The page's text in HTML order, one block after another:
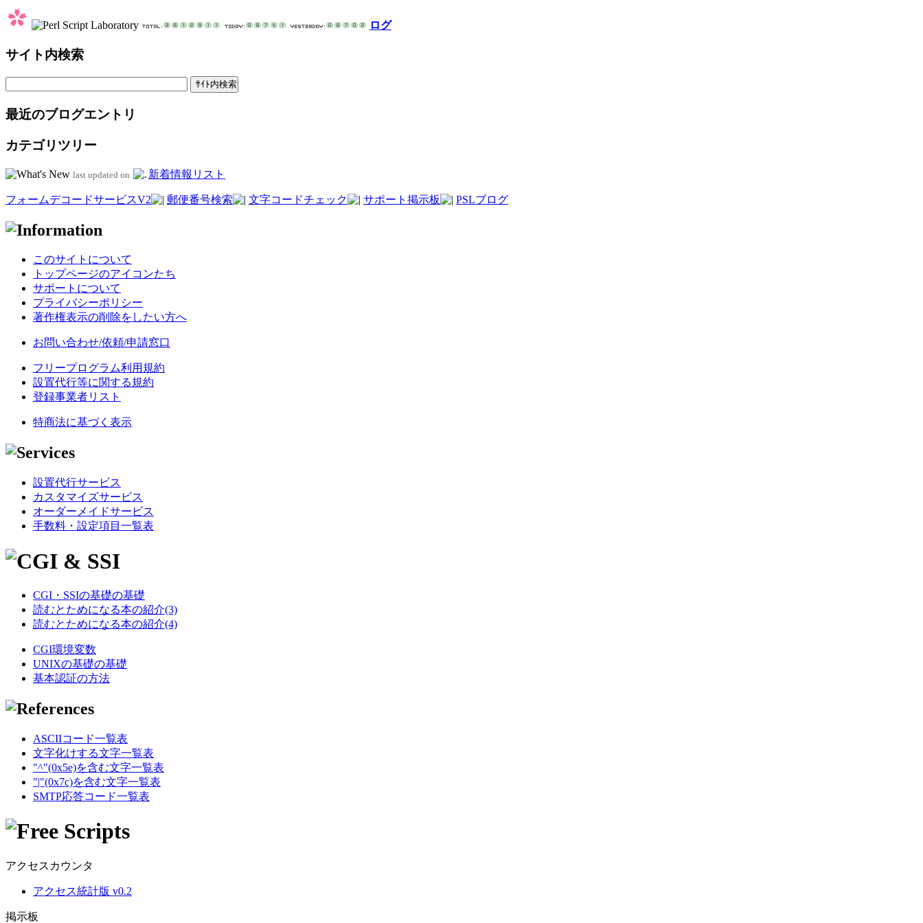
ログ
サイト内検索
最近のブログエントリ
カテゴリツリー
last updated on 新着情報リスト
フォームデコードサービスV2 郵便番号検索 文字コードチェック サポート掲示板 PSLブログ
このサイトについて
トップページのアイコンたち
サポートについて
プライバシーポリシー
著作権表示の削除をしたい方へ
お問い合わせ/依頼/申請窓口
フリープログラム利用規約
設置代行等に関する規約
登録事業者リスト
特商法に基づく表示
設置代行サービス
カスタマイズサービス
オーダーメイドサービス
手数料・設定項目一覧表
CGI・SSIの基礎の基礎
読むとためになる本の紹介(3)
読むとためになる本の紹介(4)
CGI環境変数
UNIXの基礎の基礎
基本認証の方法
ASCIIコード一覧表
文字化けする文字一覧表
"^"(0x5e)を含む文字一覧表
"|"(0x7c)を含む文字一覧表
SMTP応答コード一覧表
アクセスカウンタ
アクセス統計版 v0.2
掲示板